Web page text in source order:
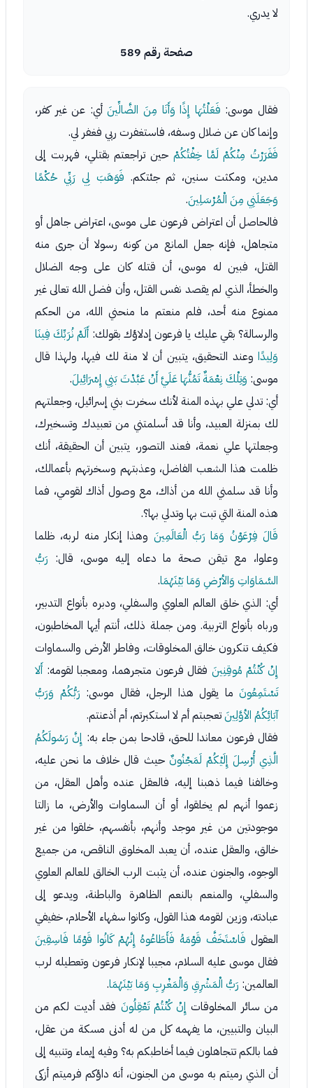
لا يدري.
صفحة رقم 589
فقال موسى: فَعَلْتُهَا إِذًا وَأَنَا مِنَ الضَّالِّينَأي: عن غير كفر،
وإنما كان عن ضلال وسفه، فاستغفرت ربي فغفر لي.
فَفَرَرْتُ مِنْكُمْ لَمَّا خِفْتُكُمْ حين تراجعتم بقتلي، فهربت إلى
مدين، ومكثت سنين، ثم جئتكم. فَوَهَبَ لِي رَبِّي حُكْمًا
وَجَعَلَنِي مِنَ الْمُرْسَلِينَ.
فالحاصل أن اعتراض فرعون على موسى، اعتراض جاهل أو
متجاهل، فإنه جعل المانع من كونه رسولا أن جرى منه
القتل، فبين له موسى، أن قتله كان على وجه الضلال
والخطأ، الذي لم يقصد نفس القتل، وأن فضل الله تعالى غير
ممنوع منه أحد، فلم منعتم ما منحني الله، من الحكم
والرسالة؟ بقي عليك يا فرعون إدلاؤك بقولك: أَلَمْ نُرَبِّكَ فِينَا
وَلِيدًا وعند التحقيق، يتبين أن لا منة لك فيها، ولهذا قال
موسى: وَتِلْكَ نِعْمَةٌ تَمُنُّهَا عَلَيَّ أَنْ عَبَّدْتَ بَنِي إِسْرَائِيلَ.
أي: تدلي علي بهذه المنة لأنك سخرت بني إسرائيل، وجعلتهم
لك بمنزلة العبيد، وأنا قد أسلمتني من تعبيدك وتسخيرك،
وجعلتها علي نعمة، فعند التصور، يتبين أن الحقيقة، أنك
ظلمت هذا الشعب الفاضل، وعذبتهم وسخرتهم بأعمالك،
وأنا قد سلمني الله من أذاك، مع وصول أذاك لقومي، فما
هذه المنة التي تبت بها وتدلي بها؟.
قَالَ فِرْعَوْنُ وَمَا رَبُّ الْعَالَمِينَ وهذا إنكار منه لربه، ظلما
وعلوا، مع تيقن صحة ما دعاه إليه موسى، قال: رَبُّ
السَّمَاوَاتِ وَالأرْضِ وَمَا بَيْنَهُمَا.
أي: الذي خلق العالم العلوي والسفلي، ودبره بأنواع التدبير،
ورباه بأنواع التربية. ومن جملة ذلك، أنتم أيها المخاطبون،
فكيف تنكرون خالق المخلوقات، وفاطر الأرض والسماوات
إِنْ كُنْتُمْ مُوقِنِينَ فقال فرعون متجرهما، ومعجبا لقومه: أَلا
تَسْتَمِعُونَ ما يقول هذا الرجل، فقال موسى: رَبُّكُمْ وَرَبُّ
آبَائِكُمُ الأوَّلِينَتعجبتم أم لا استكبرتم، أم أذعنتم.
فقال فرعون معاندا للحق، قادحا بمن جاء به: إِنَّ رَسُولَكُمُ
الَّذِي أُرْسِلَ إِلَيْكُمْ لَمَجْنُونٌ حيث قال خلاف ما نحن عليه،
وخالفنا فيما ذهبنا إليه، فالعقل عنده وأهل العقل، من
زعموا أنهم لم يخلقوا، أو أن السماوات والأرض، ما زالتا
موجودتين من غير موجد وأنهم، بأنفسهم، خلقوا من غير
خالق، والعقل عنده، أن يعبد المخلوق الناقص، من جميع
الوجوه، والجنون عنده، أن يثبت الرب الخالق للعالم العلوي
والسفلي، والمنعم بالنعم الظاهرة والباطنة، ويدعو إلى
عبادته، وزين لقومه هذا القول، وكانوا سفهاء الأحلام، خفيفي
العقول فَاسْتَخَفَّ قَوْمَهُ فَأَطَاعُوهُ إِنَّهُمْ كَانُوا قَوْمًا فَاسِقِينَ
فقال موسى عليه السلام، مجيبا لإنكار فرعون وتعطيله لرب
العالمين: رَبُّ الْمَشْرِقِ وَالْمَغْرِبِ وَمَا بَيْنَهُمَا.
من سائر المخلوقات إِنْ كُنْتُمْ تَعْقِلُونَ فقد أديت لكم من
البيان والتبيين، ما يفهمه كل من له أدنى مسكة من عقل،
فما بالكم تتجاهلون فيما أخاطبكم به؟ وفيه إيماء وتنبيه إلى
أن الذي رميتم به موسى من الجنون، أنه داؤكم فرميتم أزكى